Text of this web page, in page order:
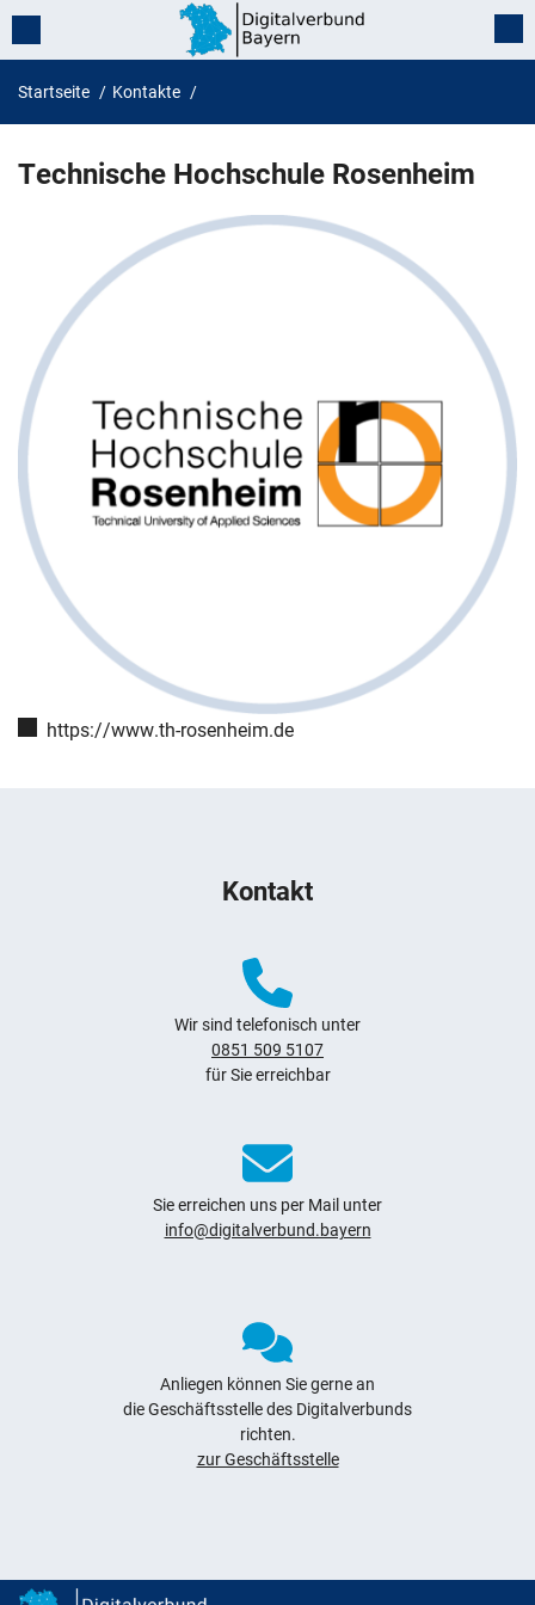
Startseite Kontakte
Technische Hochschule Rosenheim
Webseite:
https://www.th-rosenheim.de
Kontakt
Wir sind telefonisch unter
0851 509 5107
für Sie erreichbar
Sie erreichen uns per Mail unter
info@digitalverbund.bayern
Anliegen können Sie gerne an
die Geschäftsstelle des Digitalverbunds
richten.
zur Geschäftsstelle